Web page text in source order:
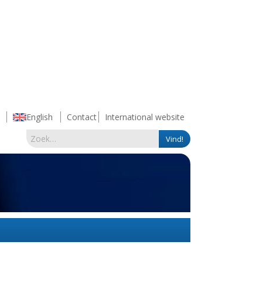
English Contact International website